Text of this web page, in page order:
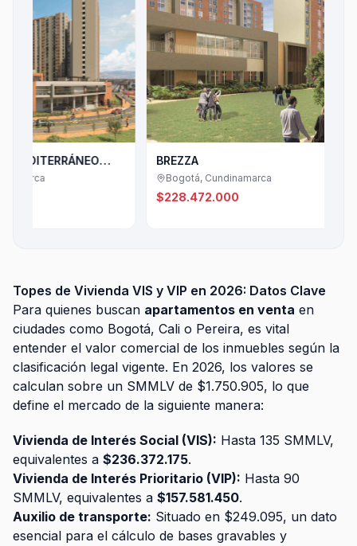
Bogotá, Cundinamarca
$228.472.000
Topes de Vivienda VIS y VIP en 2026: Datos Clave
Para quienes buscan apartamentos en venta en
ciudades como Bogotá, Cali o Pereira, es vital
entender el valor comercial de los inmuebles según la
clasificación legal vigente. En 2026, los valores se
calculan sobre un SMMLV de $1.750.905, lo que
define el mercado de la siguiente manera:
Vivienda de Interés Social (VIS): Hasta 135 SMMLV,
equivalentes a $236.372.175.
Vivienda de Interés Prioritario (VIP): Hasta 90
SMMLV, equivalentes a $157.581.450.
Auxilio de transporte: Situado en $249.095, un dato
esencial para el cálculo de bases gravables y